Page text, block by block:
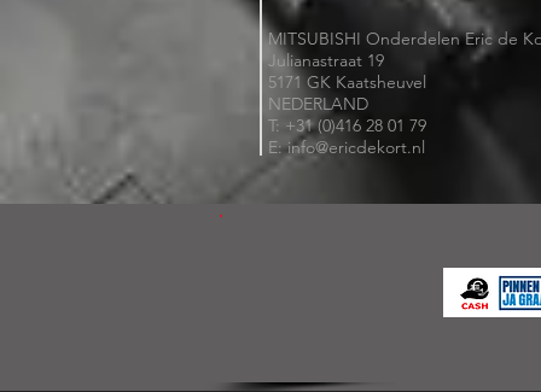
MITSUBISHI Onderdelen Eric de
Julianastraat 19
5171 GK Kaatsheuvel
NEDERLAND
T: +31 (0)416 28 01 79
E: info@ericdekort.nl